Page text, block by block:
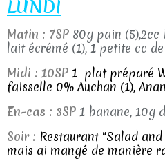
LUNDI
Matin : 7SP 80g pain (5),2cc
lait écrémé (1), 1 petite cc
Midi : 10SP 1 plat préparé
faisselle 0% Auchan (1),
En-cas : 3SP 1 banane, 10g
Soir : Restaurant "Salad
mais ai mangé de manière